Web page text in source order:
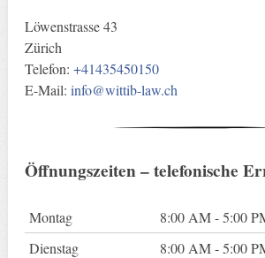
Löwenstrasse 43
Zürich
Telefon: +41435450150
E-Mail: info@wittib-law.ch
Öffnungszeiten – telefonische
Montag
8:00 AM - 5:00
Dienstag
8:00 AM - 5:00